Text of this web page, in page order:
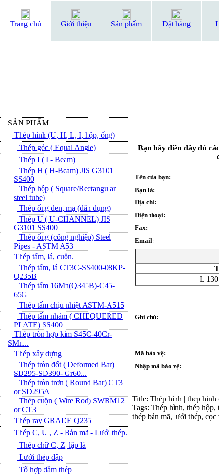
Trang chủ Giới thiệu Sản phẩm Đặt hàng
SẢN PHẨM
Thép hình (U, H, L, I, hộp, ống)
Thép góc ( Equal Angle)
Thép I ( I - Beam)
Thép H ( H-Beam) JIS G3101
SS400
Thép hộp ( Square/Rectangular
steel tube)
Thép ống đen, mạ (dân dụng)
Thép U ( U-CHANNEL) JIS
G3101 SS400
Thép ống (công nghiệp) Steel
Pipes - ASTM A53
Thép tấm, lá, cuộn.
Thép tấm, lá CT3C-SS400-08KP-
Q235B
Thép tấm 16Mn(Q345B)-C45-
65G
Thép tấm chịu nhiệt ASTM-A515
Thép tấm nhám ( CHEQUERED
PLATE) SS400
Thép tròn hợp kim S45C-40Cr-
SMn...
Thép xây dựng
Thép tròn đốt ( Deformed Bar)
SD295-SD390- Gr60...
Thép tròn trơn ( Round Bar) CT3
or SD295A
Thép cuộn ( Wire Rod) SWRM12
or CT3
Thép ray GRADE Q235
Thép C, U , Z - Bản mã - L­ưới thép.
Thép chữ C, Z, lập là
Lưới thép dập
Tổ hợp dầm thép
Bạn hãy điền đầy đủ
Tên của bạn:
Bạn là:
Địa chỉ:
Điện thoại:
Fax:
Email:
L
Ghi chú:
Mã bảo vệ:
Nhập mã bảo vệ:
Title: Thép hình | thep
Tags: Thép hình, thép hộp,
thép bản mã, lưới thép, cọc